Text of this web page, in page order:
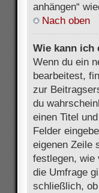
anhängen“
Nach oben
Wie kann ich
Wenn du ein
bearbeitest,
zur
du
einen Titel
Felder
eigenen Zeile
festlegen, wie
die Umfrage
schließlich,